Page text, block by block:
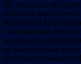
Но звездный час
немецкое начальство
Борисова и всего
головорезами,
насаждать кровавый
он выплескивал
донесение немецкого